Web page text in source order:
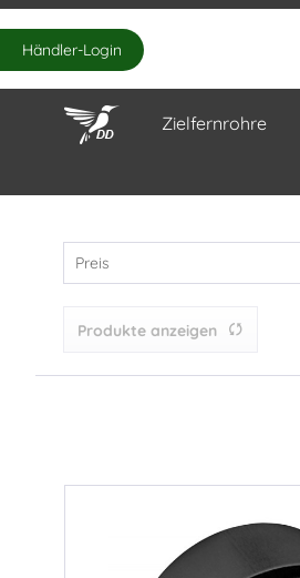
Händler-Login
Zielfernrohre
Preis
von4,49 €
Produkte anzeigen